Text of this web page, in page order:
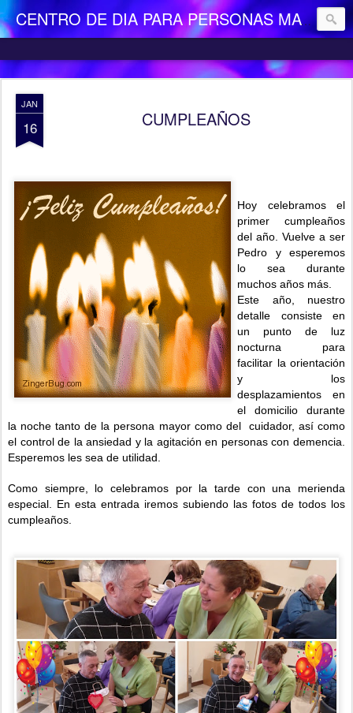
CENTRO DE DIA PARA PERSONAS MAYORES DEPENDIENTES "LA CAMOCHA"
JAN
16 CUMPLEAÑOS
Hoy celebramos el
primer cumpleaños
del año. Vuelve a ser
Pedro y esperemos
lo sea durante
muchos años más.
Este año, nuestro
detalle consiste en
un punto de luz
nocturna para
facilitar la orientación
y los
desplazamientos en
el domicilio durante
la noche tanto de la persona mayor como del cuidador, así como
el control de la ansiedad y la agitación en personas con demencia.
Esperemos les sea de utilidad.
Como siempre, lo celebramos por la tarde con una merienda
especial. En esta entrada iremos subiendo las fotos de todos los
cumpleaños.